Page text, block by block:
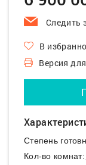
Следить
В
Версия
Степень
Кол-во комнат: